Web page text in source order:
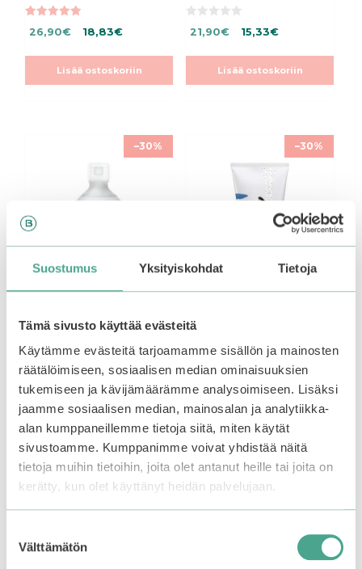
Suostumus Yksityiskohdat Tietoja
Tämä sivusto käyttää evästeitä
Käytämme evästeitä tarjoamamme sisällön ja mainosten
räätälöimiseen, sosiaalisen median ominaisuuksien
tukemiseen ja kävijämäärämme analysoimiseen. Lisäksi
jaamme sosiaalisen median, mainosalan ja analytiikka-
alan kumppaneillemme tietoja siitä, miten käytät
sivustoamme. Kumppanimme voivat yhdistää näitä
tietoja muihin tietoihin, joita olet antanut heille tai joita on
kerätty, kun olet käyttänyt heidän palvelujaan.
valinta
Välttämätön
5.00
5:stä
Alkuperäinen
26,90€.
26,90€Nykyinen
26,90€.
18,83€
Lisää ostoskoriin
0
5
s
Alkuperäinen
21,90€.
21,90€Nykyinen
21,90€.
15,33€
Lisää ostoskoriin
–30%
Juice Moisturizing
Toner
0
t
Alkuperäinen
hinta
oli:
20,90€.
20,90€Nykyinen
hinta
on:
20,90€.
14,63€
Lisää ostoskoriin
–30%
Juice Moisturizing
Cleanser
5.00
Alkuperäinen
hinta
oli:
13,90€.
13,90€Nykyinen
hinta
on:
13,90€.
9,73€
Lisää ostoskoriin